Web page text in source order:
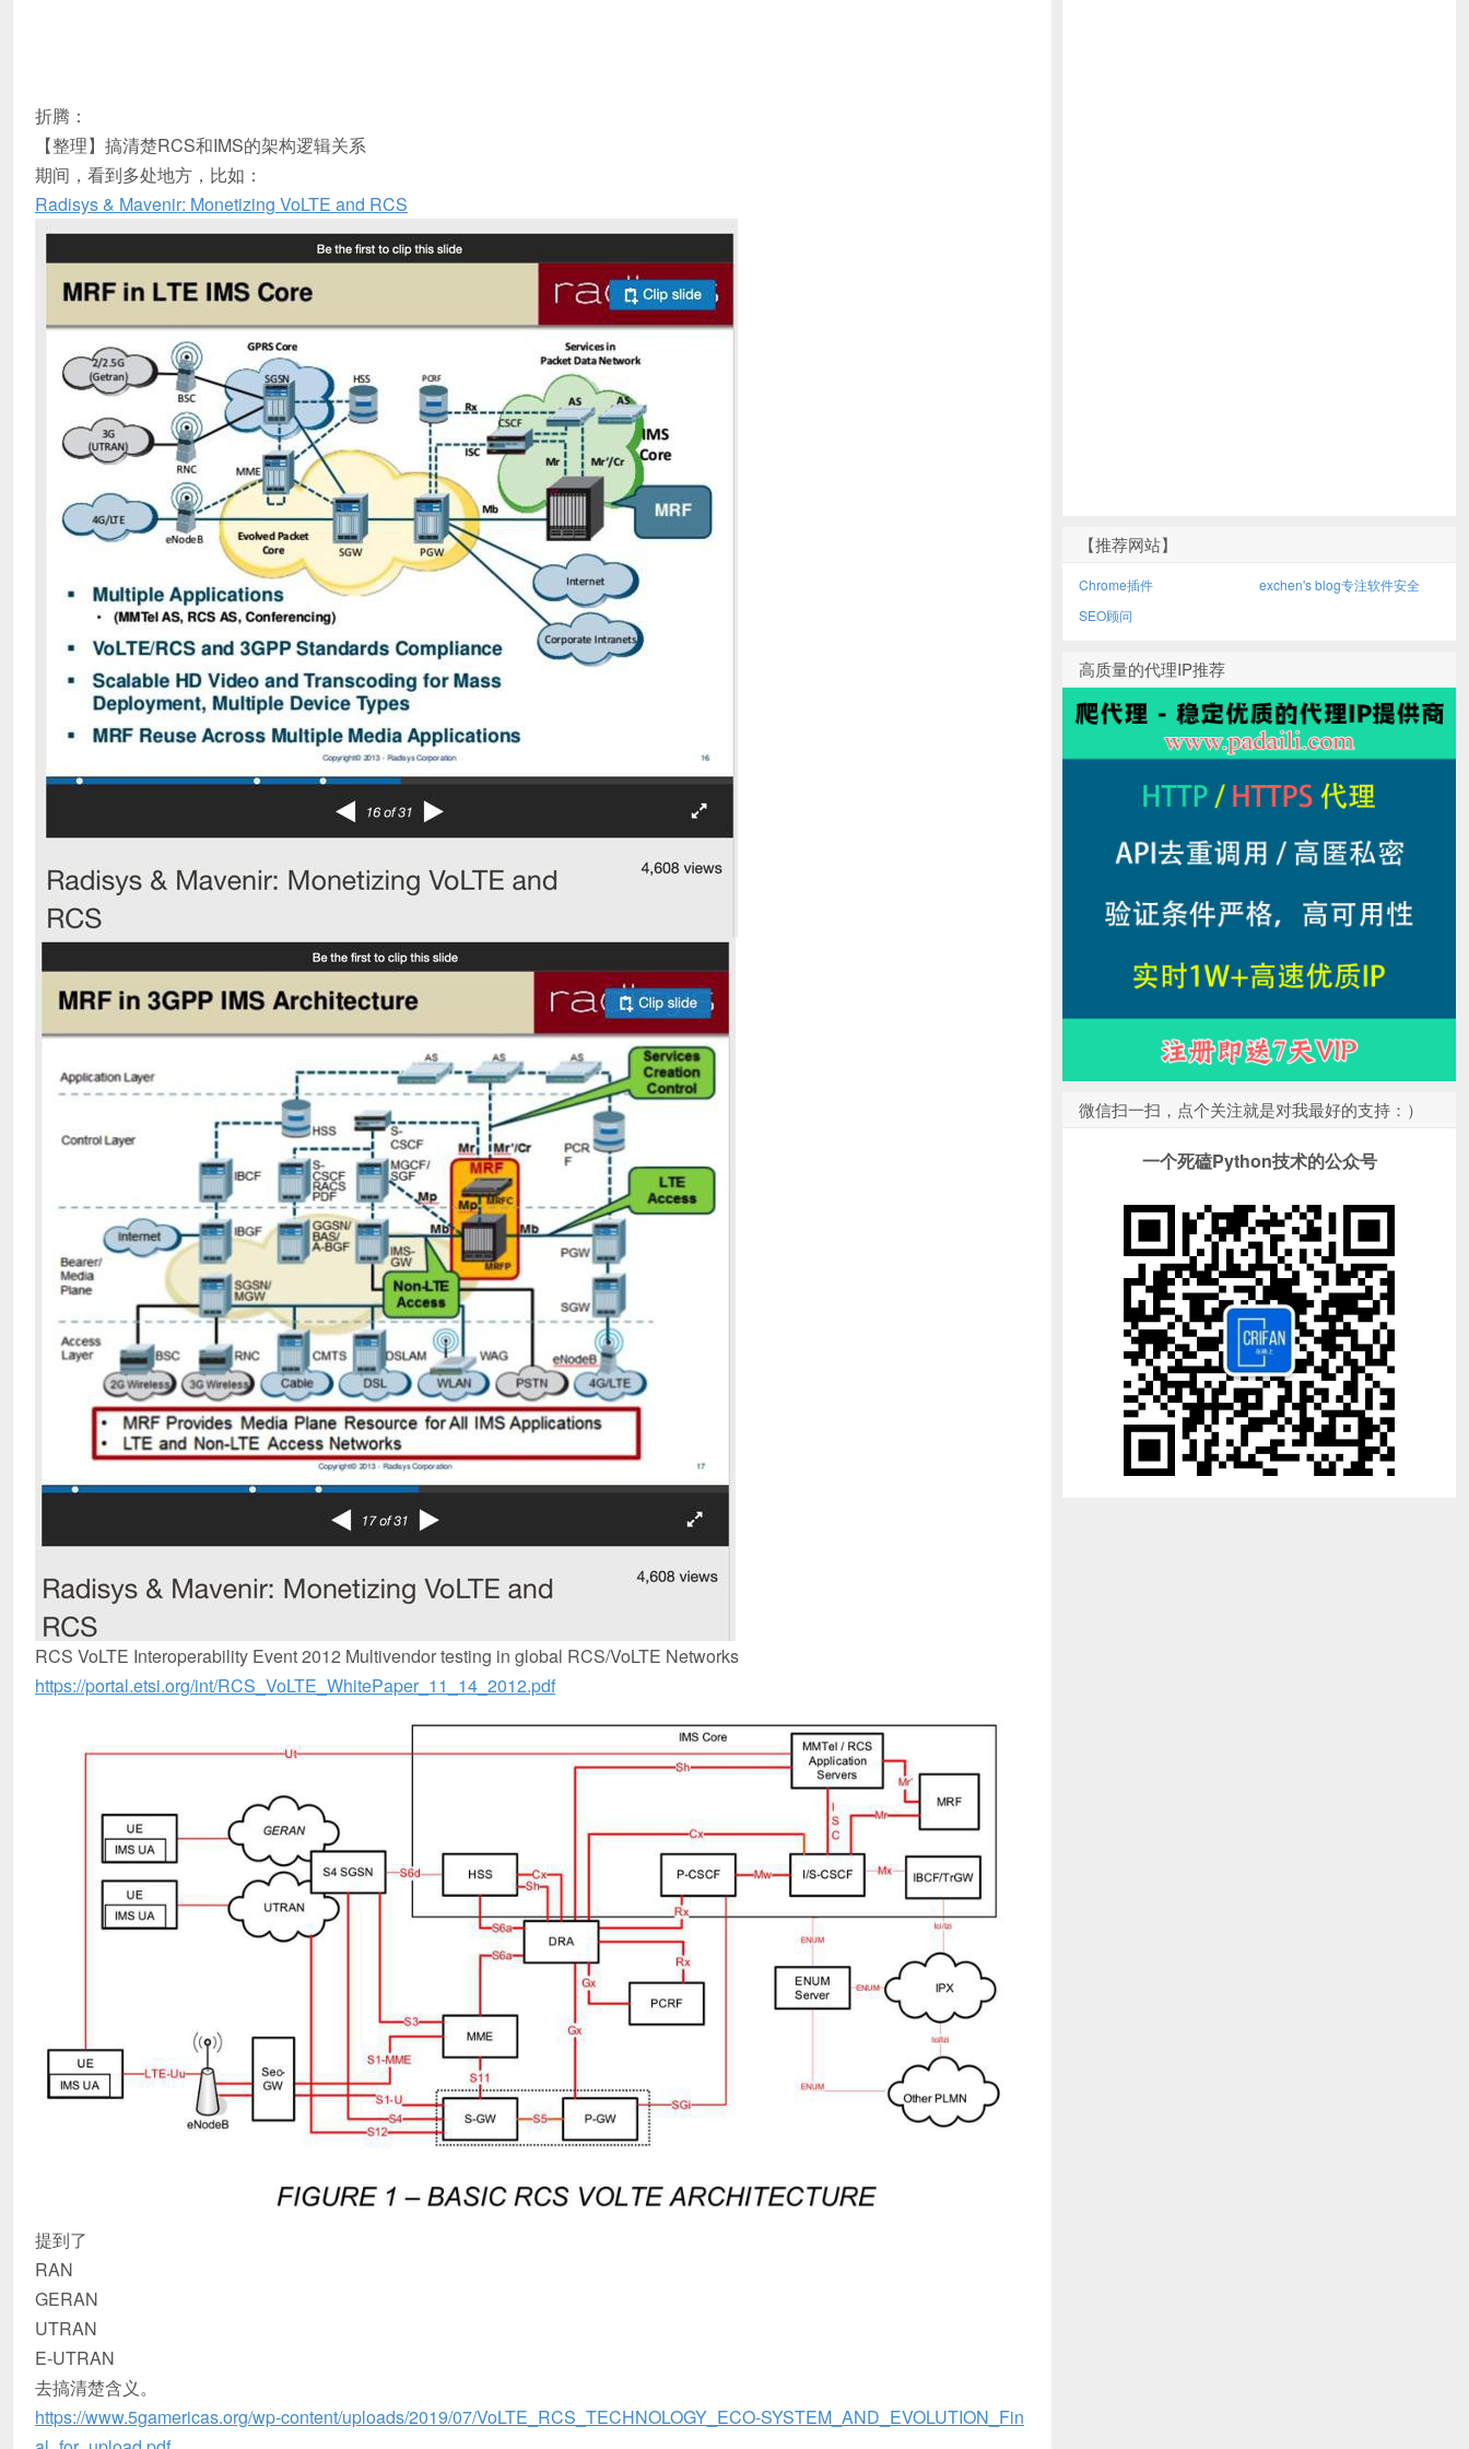
折腾：
【整理】搞清楚RCS和IMS的架构逻辑关系
期间，看到多处地方，比如：
Radisys & Mavenir: Monetizing VoLTE and RCS
RCS VoLTE Interoperability Event 2012 Multivendor testing in global RCS/VoLTE Networks
https://portal.etsi.org/int/RCS_VoLTE_WhitePaper_11_14_2012.pdf
提到了
RAN
GERAN
UTRAN
E‐UTRAN
去搞清楚含义。
https://www.5gamericas.org/wp-content/uploads/2019/07/VoLTE_RCS_TECHNOLOGY_ECO-SYSTEM_AND_EVOLUTION_Fin
【推荐网站】
Chrome插件
exchen's blog专注软件安全
SEO顾问
高质量的代理IP推荐
微信扫一扫，点个关注就是对我最好的支持：）
一个死磕Python技术的公众号